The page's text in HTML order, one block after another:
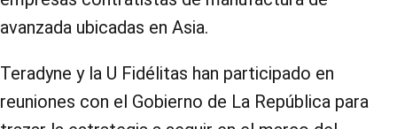
avanzada ubicadas en Asia.
Teradyne y la U Fidélitas han participado en
reuniones con el Gobierno de La República para